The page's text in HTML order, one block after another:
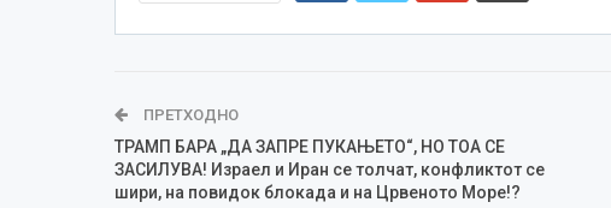
ПРЕТХОДНО
ТРАМП БАРА „ДА ЗАПРЕ ПУКАЊЕТО“, НО ТОА СЕ
ЗАСИЛУВА! Израел и Иран се толчат, конфликтот се
шири, на повидок блокада и на Црвеното Море!?